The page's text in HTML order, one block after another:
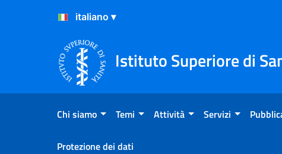
Salta al Contenuto
Salta al Footer
Istituto Superiore di
Chi siamo Temi Attività Servizi
Protezione dei dati